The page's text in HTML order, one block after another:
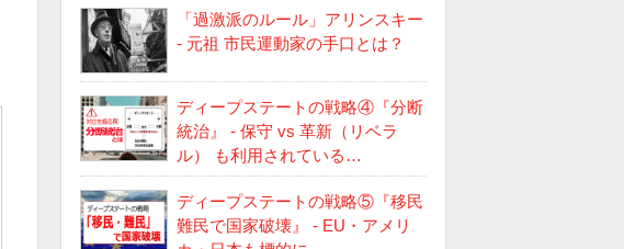
「過激派のルール」アリンスキー
- 元祖 市民運動家の手口とは？
ディープステートの戦略④『分断
統治』 - 保守 vs 革新（リベラ
ル） も利用されている…
ディープステートの戦略⑤『移民
難民で国家破壊』 - EU・アメリ